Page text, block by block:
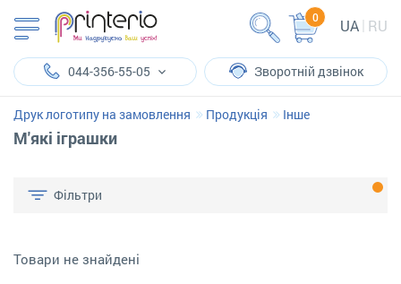
UA RU
0
044-356-55-05 Зворотній дзвінок
М'які іграшки
Друк логотипу на замовлення Продукція Інше
Фільтри
Товари не знайдені